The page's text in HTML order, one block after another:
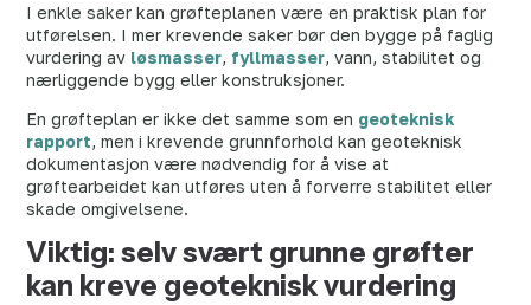
I enkle saker kan grøfteplanen være en praktisk plan for
utførelsen. I mer krevende saker bør den bygge på faglig
vurdering av løsmasser, fyllmasser, vann, stabilitet og
nærliggende bygg eller konstruksjoner.
En grøfteplan er ikke det samme som en geoteknisk
rapport, men i krevende grunnforhold kan geoteknisk
dokumentasjon være nødvendig for å vise at
grøftearbeidet kan utføres uten å forverre stabilitet eller
skade omgivelsene.
Viktig: selv svært grunne grøfter
kan kreve geoteknisk vurdering